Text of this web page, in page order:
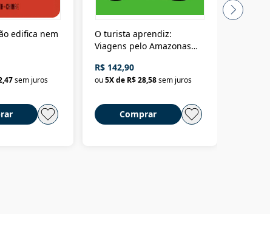
edifica nem
sem juros
O turista aprendiz:
Viagens pelo Amazonas
até a Bolívia e por Marajó
até dizer chega
R$ 142,90
ou5X de R$ 28,58sem juros
Comprar